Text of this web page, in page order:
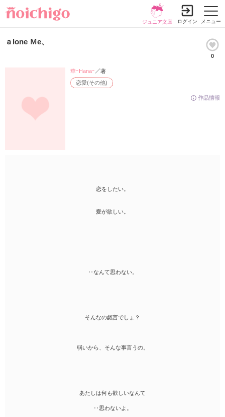
メニュー
ジュニア文庫 ログイン
ａlone Ｍe、
0
作品情報
恋愛(その他)
華ｰHanaｰ ／著
恋をしたい。
愛が欲しい。
‥なんて思わない。
そんなの戯言でしょ？
弱いから、そんな事言うの。
あたしは何も欲しいなんて
‥思わないよ。